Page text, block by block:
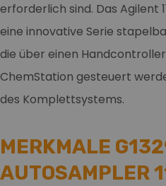
erforderlich sind. Das Agilent
eine innovative Serie
die über einen
ChemStation gesteuert
des Komplettsystems.
MERKMALE
AUTOSAMPLER